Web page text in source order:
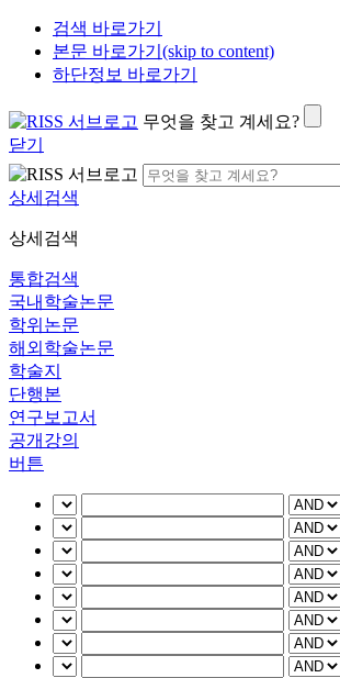
검색 바로가기
본문 바로가기(skip to content)
하단정보 바로가기
무엇을 찾고 계세요?
닫기
상세검색
상세검색
통합검색
국내학술논문
학위논문
해외학술논문
학술지
단행본
연구보고서
공개강의
버튼